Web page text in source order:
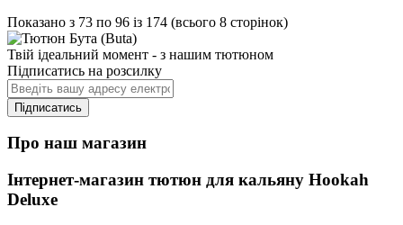
Показано з 73 по 96 із 174 (всього 8 сторінок)
Твій ідеальний момент - з нашим тютюном
Підписатись на розсилку
Підписатись
Про наш магазин
Інтернет-магазин тютюн для кальяну Hookah
Deluxe